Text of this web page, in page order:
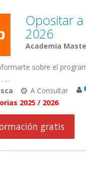
Opositar
2026
Academia
sobre el
...
A Consultar
2025 / 2026
gratis